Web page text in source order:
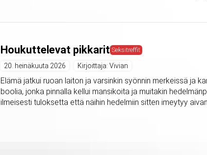
Houkuttelevat pikkarit Seksitreffit
20. heinäkuuta 2026 Kirjoittaja: Vivian
Elämä jatkui ruoan laiton ja varsinkin syönnin merkeissä ja
boolia, jonka pinnalla kellui mansikoita ja muitakin
ilmeisesti tuloksetta että näihin hedelmiin sitten imeytyy